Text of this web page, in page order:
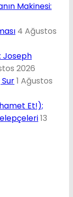
Makinesi:
4 Ağustos
Joseph
2026
1 Ağustos
Et!);
13